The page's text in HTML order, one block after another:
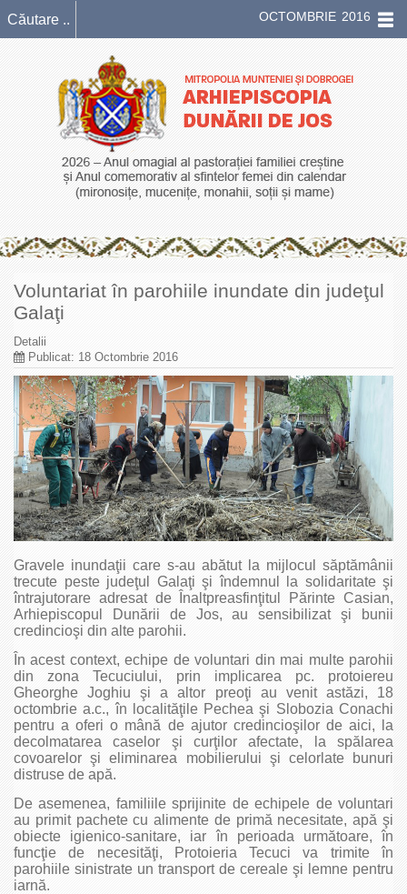
OCTOMBRIE 2016
Voluntariat în parohiile inundate din judeţul
Galaţi
Detalii
Publicat: 18 Octombrie 2016
Gravele inundaţii care s-au abătut la mijlocul săptămânii
trecute peste judeţul Galaţi şi îndemnul la solidaritate şi
întrajutorare adresat de Înaltpreasfinţitul Părinte Casian,
Arhiepiscopul Dunării de Jos, au sensibilizat şi bunii
credincioşi din alte parohii.
În acest context, echipe de voluntari din mai multe parohii
din zona Tecuciului, prin implicarea pc. protoiereu
Gheorghe Joghiu şi a altor preoţi au venit astăzi, 18
octombrie a.c., în localităţile Pechea şi Slobozia Conachi
pentru a oferi o mână de ajutor credincioşilor de aici, la
decolmatarea caselor şi curţilor afectate, la spălarea
covoarelor şi eliminarea mobilierului şi celorlate bunuri
distruse de apă.
De asemenea, familiile sprijinite de echipele de voluntari
au primit pachete cu alimente de primă necesitate, apă şi
obiecte igienico-sanitare, iar în perioada următoare, în
funcţie de necesităţi, Protoieria Tecuci va trimite în
parohiile sinistrate un transport de cereale şi lemne pentru
iarnă.